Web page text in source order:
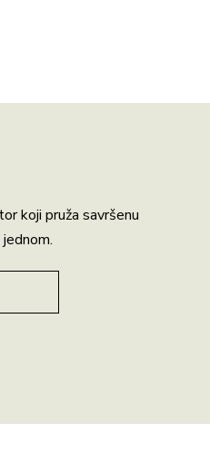
koji pruža savršenu